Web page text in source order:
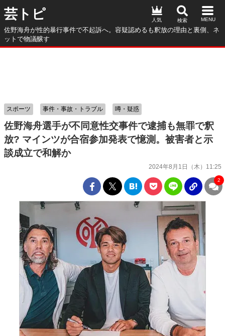
芸トピ
佐野海舟が性的暴行事件で不起訴へ。容疑認めるも釈放の理由と裏側、ネ
ットで物議醸す
人気
佐野海舟選手が不同意性交事件で逮捕も無罪で釈
放? マインツが合宿参加発表で憶測。被害者と示
談成立で和解か
2024年8月1日（木）11:25
スポーツ 事件・事故・トラブル 噂・疑惑
2